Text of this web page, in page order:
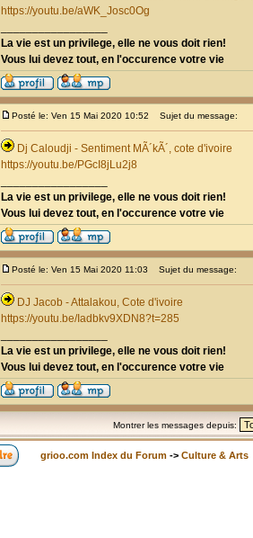
https://youtu.be/aWK_Josc0Og
La vie est un privilege, elle ne vous doit rien!
Vous lui devez tout, en l'occurence votre vie
Posté le: Ven 15 Mai 2020 10:52 Sujet du message:
Dj Caloudji - Sentiment MÃ´kÃ´, cote d'ivoire
https://youtu.be/PGcI8jLu2j8
La vie est un privilege, elle ne vous doit rien!
Vous lui devez tout, en l'occurence votre vie
Posté le: Ven 15 Mai 2020 11:03 Sujet du message:
DJ Jacob - Attalakou, Cote d'ivoire
https://youtu.be/Iadbkv9XDN8?t=285
La vie est un privilege, elle ne vous doit rien!
Vous lui devez tout, en l'occurence votre vie
Montrer les messages depuis:
grioo.com Index du Forum -> Culture & Arts